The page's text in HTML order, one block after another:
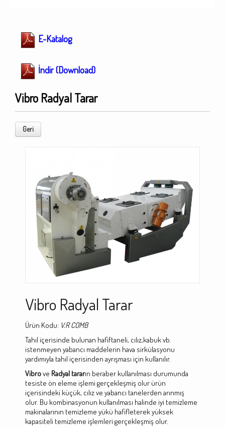
E-Katalog
İndir (Download)
Vibro Radyal Tarar
Geri
Vibro Radyal Tarar
Ürün Kodu: V.R COMB
Tahıl içerisinde bulunan hafiftaneli, cılız,kabuk vb.
istenmeyen yabancı maddelerin hava sirkülasyonu
yardımıyla tahıl içerisinden ayrışması için kullanılır.
Vibrove Radyal tararın beraber kullanılması durumunda
tesiste ön eleme işlemi gerçekleşmiş olur ürün
içerisindeki küçük, cılız ve yabancı tanelerden arınmış
olur. Bu kombinasyonun kullanılması halinde iyi temizleme
makinalarının temizleme yükü hafifleterek yüksek
kapasiteli temizleme işlemleri gerçekleşmiş olur.